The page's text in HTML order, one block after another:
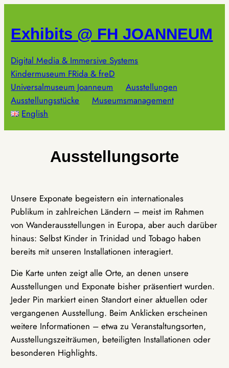
springen
Exhibits @ FH JOANNEUM
Digital Media & Immersive Systems
Kindermuseum FRida & freD
Universalmuseum Joanneum
Ausstellungen
Ausstellungsstücke
Museumsmanagement
English
Ausstellungsorte
Unsere Exponate begeistern ein internationales
Publikum in zahlreichen Ländern – meist im Rahmen
von Wanderausstellungen in Europa, aber auch darüber
hinaus: Selbst Kinder in Trinidad und Tobago haben
bereits mit unseren Installationen interagiert.
Die Karte unten zeigt alle Orte, an denen unsere
Ausstellungen und Exponate bisher präsentiert wurden.
Jeder Pin markiert einen Standort einer aktuellen oder
vergangenen Ausstellung. Beim Anklicken erscheinen
weitere Informationen – etwa zu Veranstaltungsorten,
Ausstellungszeiträumen, beteiligten Installationen oder
besonderen Highlights.